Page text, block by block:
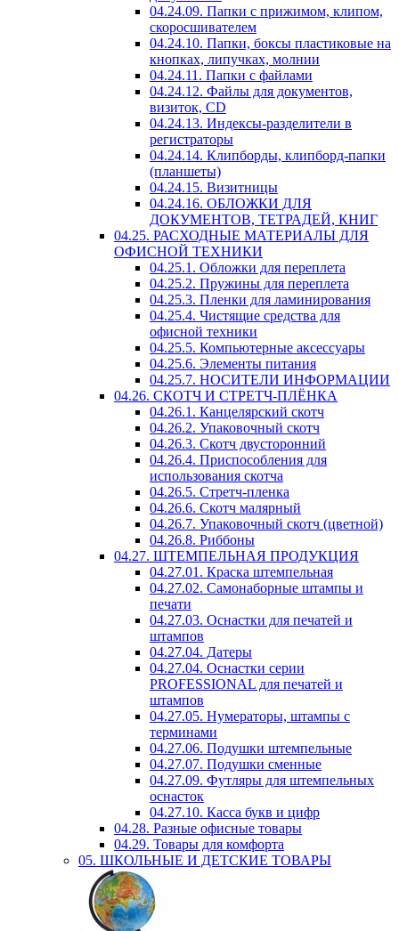
04.24.09. Папки с прижимом, клипом,
скоросшивателем
04.24.10. Папки, боксы пластиковые на
кнопках, липучках, молнии
04.24.11. Папки с файлами
04.24.12. Файлы для документов,
визиток, CD
04.24.13. Индексы-разделители в
регистраторы
04.24.14. Клипборды, клипборд-папки
(планшеты)
04.24.15. Визитницы
04.24.16. ОБЛОЖКИ ДЛЯ
ДОКУМЕНТОВ, ТЕТРАДЕЙ, КНИГ
04.25. РАСХОДНЫЕ МАТЕРИАЛЫ ДЛЯ
ОФИСНОЙ ТЕХНИКИ
04.25.1. Обложки для переплета
04.25.2. Пружины для переплета
04.25.3. Пленки для ламинирования
04.25.4. Чистящие средства для
офисной техники
04.25.5. Компьютерные аксессуары
04.25.6. Элементы питания
04.25.7. НОСИТЕЛИ ИНФОРМАЦИИ
04.26. СКОТЧ И СТРЕТЧ-ПЛЁНКА
04.26.1. Канцелярский скотч
04.26.2. Упаковочный скотч
04.26.3. Скотч двусторонний
04.26.4. Приспособления для
использования скотча
04.26.5. Стретч-пленка
04.26.6. Скотч малярный
04.26.7. Упаковочный скотч (цветной)
04.26.8. Риббоны
04.27. ШТЕМПЕЛЬНАЯ ПРОДУКЦИЯ
04.27.01. Краска штемпельная
04.27.02. Самонаборные штампы и
печати
04.27.03. Оснастки для печатей и
штампов
04.27.04. Датеры
04.27.04. Оснастки серии
PROFESSIONAL для печатей и
штампов
04.27.05. Нумераторы, штампы с
терминами
04.27.06. Подушки штемпельные
04.27.07. Подушки сменные
04.27.09. Футляры для штемпельных
оснасток
04.27.10. Касса букв и цифр
04.28. Разные офисные товары
04.29. Товары для комфорта
05. ШКОЛЬНЫЕ И ДЕТСКИЕ ТОВАРЫ